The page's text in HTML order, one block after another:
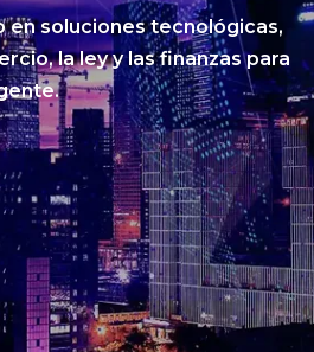
en soluciones tecnológicas,
la ley y las finanzas para